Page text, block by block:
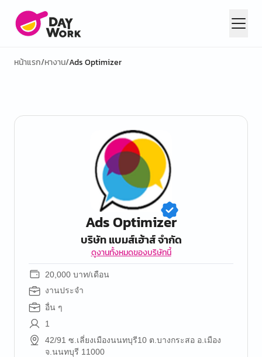
หน้าแรก/หางาน/Ads Optimizer
Ads Optimizer
บริษัท แบมส์เฮ้าส์ จำกัด
ดูงานทั้งหมดของบริษัทนี้
20,000 บาท/เดือน
งานประจำ
อื่น ๆ
1
42/91 ซ.เลี่ยงเมืองนนทบุรี10 ต.บางกระสอ อ.เมือง
จ.นนทบุรี 11000